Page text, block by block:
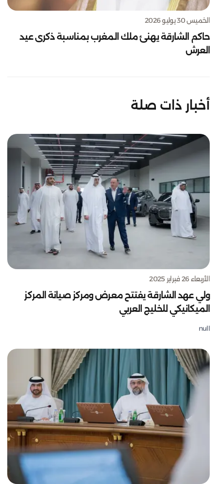
الخميس 30 يوليو 2026
حاكم الشارقة يهنئ ملك المغرب بمناسبة ذكرى عيد
العرش
أخبار ذات صلة
الأربعاء 26 فبراير 2025
ولي عهد الشارقة يفتتح معرض ومركز صيانة المركز
الميكانيكي للخليج العربي
null